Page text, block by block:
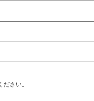
さい。